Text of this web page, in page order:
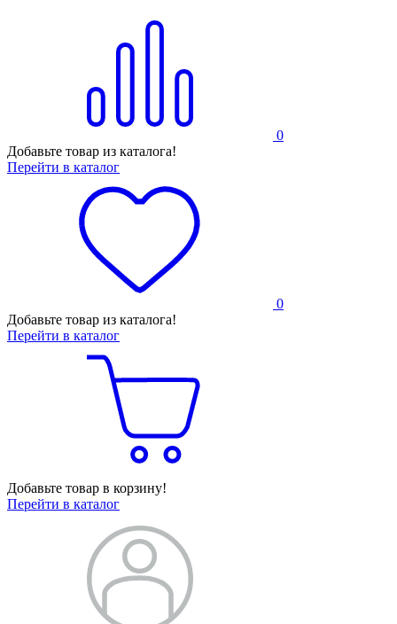
0
Добавьте товар из каталога!
Перейти в каталог
0
Добавьте товар из каталога!
Перейти в каталог
Добавьте товар в корзину!
Перейти в каталог